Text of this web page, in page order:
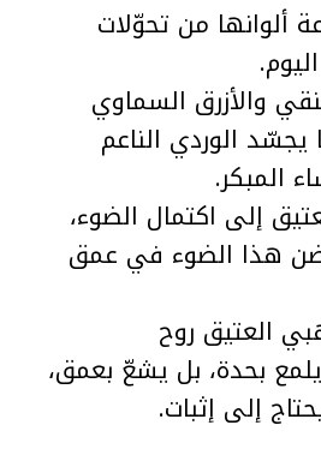
ألوانها من تحوّلات
والأزرق السماوي
يجسّد الوردي الناعم
المبكر.
إلى اكتمال الضوء،
هذا الضوء في عمق
العتيق روح
بحدة، بل يشعّ بعمق،
إلى إثبات.